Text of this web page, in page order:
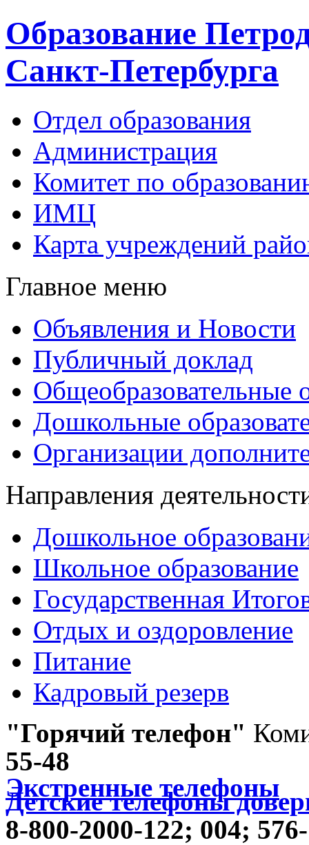
Образование
Санкт-Петербурга
Отдел образования
Администрация
Комитет по
ИМЦ
Карта учреждений
Главное меню
Объявления и Новости
Публичный доклад
Общеобразовательные
Дошкольные
Организации
Направления
Дошкольное
Школьное образование
Государственная
Отдых и оздоровление
Питание
Кадровый резерв
"Горячий телефон"
55-48
Экстренные телефоны
Детские телефоны
8-800-2000-122; 004;